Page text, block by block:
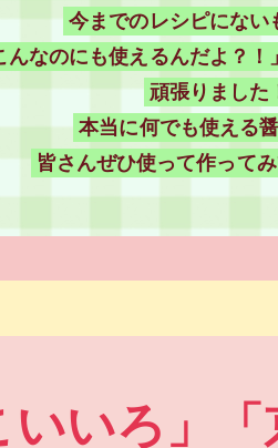
今までのレシピにない
んなのにも使えるんだよ？！
頑張りました
本当に何でも使える
皆さんぜひ使って作って
いろ」